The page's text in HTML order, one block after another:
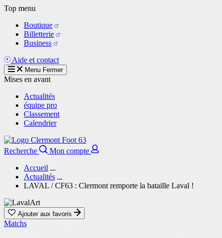
Aller
contenu
principal
Top menu
Boutique
Billetterie
Business
Aide et contact
Menu Fermer
Mises en avant
Actualités
équipe pro
Classement
Calendrier
Recherche
Mon compte
Accueil
Actualités
LAVAL / CF63 : Clermont remporte la bataille Laval !
Ajouter aux favoris
Matchs